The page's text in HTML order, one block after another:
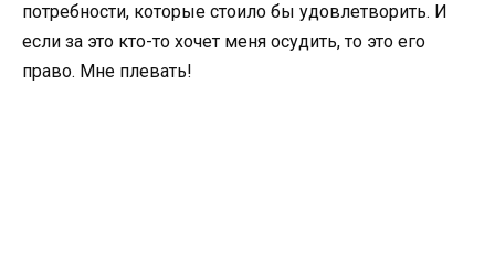
потребности, которые стоило бы удовлетворить. И
если за это кто-то хочет меня осудить, то это его
право. Мне плевать!